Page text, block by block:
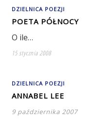
DZIELNICA POEZJI
POETA PÓŁNOCY
O ile…
15 stycznia 2008
DZIELNICA POEZJI
ANNABEL LEE
9 października 2007